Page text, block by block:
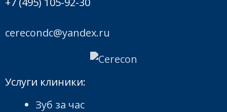
cerecondc@yandex.ru
Услуги клиники:
Зуб за час